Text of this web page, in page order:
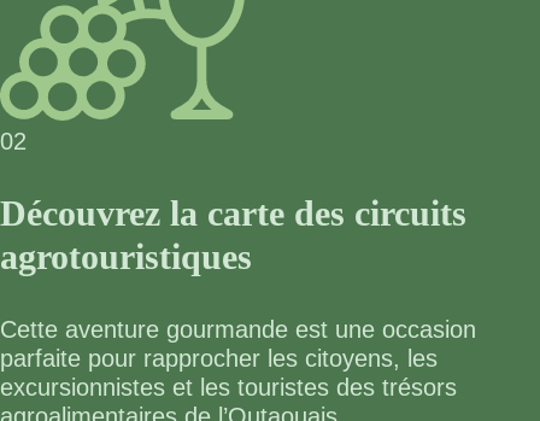
02
Découvrez la carte des circuits
agrotouristiques
Cette aventure gourmande est une occasion
parfaite pour rapprocher les citoyens, les
excursionnistes et les touristes des trésors